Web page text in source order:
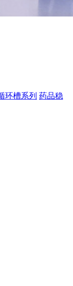
环槽系列 药品稳